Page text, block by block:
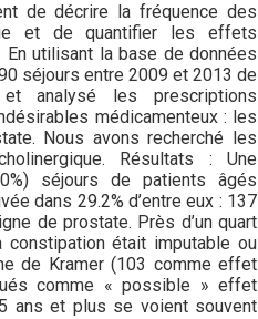
de décrire la fréquence des
et de quantifier les effets
utilisant la base de données
séjours entre 2009 et 2013 de
analysé les prescriptions
médicamenteux : les
Nous avons recherché les
Résultats : Une
séjours de patients âgés
dans 29.2% d’entre eux : 137
de prostate. Près d’un quart
était imputable ou
de Kramer (103 comme effet
comme « possible » effet
ans et plus se voient souvent